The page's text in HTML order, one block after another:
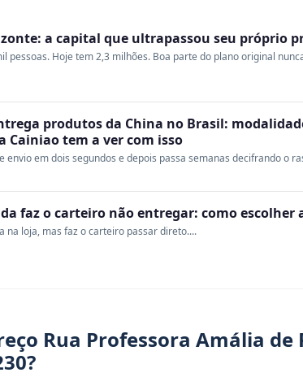
a capital que ultrapassou seu próprio
pessoas. Hoje tem 2,3 milhões. Boa parte do plano original
produtos da China no Brasil:
Cainiao tem a ver com isso
envio em dois segundos e depois passa semanas decifrando o
faz o carteiro não entregar: como escolher
na loja, mas faz o carteiro passar direto....
Rua Professora Amália de